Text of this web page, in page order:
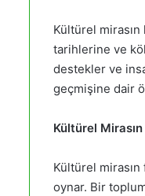
Kültürel
tarihlerine ve
destekler ve
geçmişine dair
Kültürel
Kültürel mirasın
oynar. Bir